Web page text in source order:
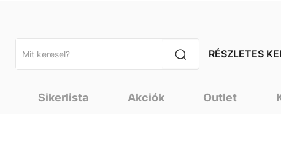
RÉSZLETES
Sikerlista Akciók Outlet